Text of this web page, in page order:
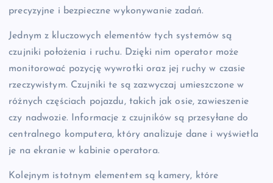
precyzyjne i bezpieczne wykonywanie zadań.
Jednym z kluczowych elementów tych systemów są
czujniki położenia i ruchu. Dzięki nim operator może
monitorować pozycję wywrotki oraz jej ruchy w czasie
rzeczywistym. Czujniki te są zazwyczaj umieszczone w
różnych częściach pojazdu, takich jak osie, zawieszenie
czy nadwozie. Informacje z czujników są przesyłane do
centralnego komputera, który analizuje dane i wyświetla
je na ekranie w kabinie operatora.
Kolejnym istotnym elementem są kamery, które